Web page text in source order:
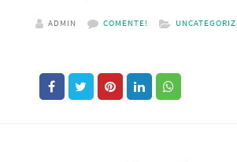
ADMIN COMENTE!